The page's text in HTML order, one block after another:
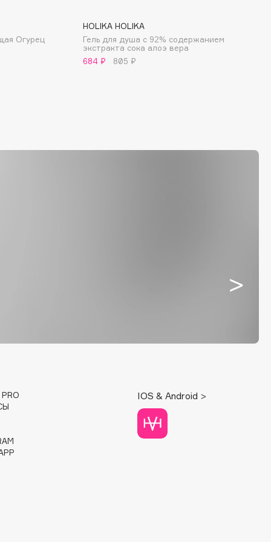
Огурец
HOLIKA HOLIKA
Гель для душа с 92% содержанием
экстракта сока алоэ вера
684 ₽
805 ₽
PRO
IOS & Android >